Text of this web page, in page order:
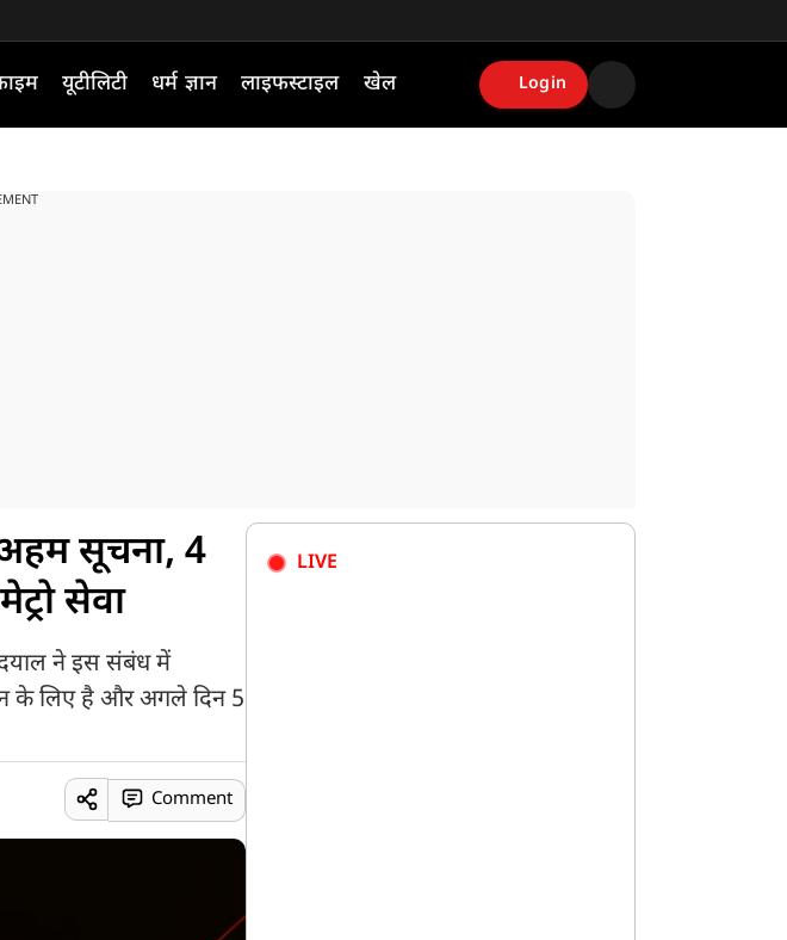
यूटीलिटी धर्म ज्ञान लाइफस्टाइल खेल Login
अहम सूचना, 4
सेवा
दयाल ने इस संबंध में
के लिए है और अगले दिन 5
Comment
LIVE